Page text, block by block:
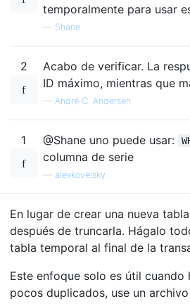
temporalmente para usar
— Shane
2
Acabo de verificar. La
ID máximo, mientras que
— André C. Andersen
1 @Shane uno puede usar:
columna de serie
alexkovelsky
En lugar de crear una nueva
después de truncarla. Hágalo
tabla temporal al final de la
Este enfoque solo es útil
pocos duplicados, use un archivo